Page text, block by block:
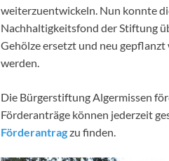
weiterzuentwickeln. Nun konnte
Nachhaltigkeitsfond der Stiftung
Gehölze ersetzt und neu
werden.
Die Bürgerstiftung Algermissen
Förderanträge können jederzeit
Förderantragzu finden.